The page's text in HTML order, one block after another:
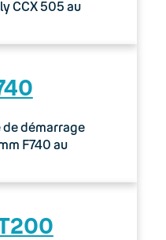
CCX 505 au
démarrage
F740 au